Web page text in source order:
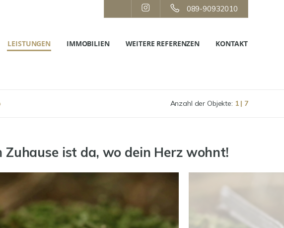
089-90932010
LEISTUNGEN IMMOBILIEN WEITERE REFERENZEN KONTAKT
Anzahl der Objekte: 1 | 7
ist da, wo dein Herz wohnt!